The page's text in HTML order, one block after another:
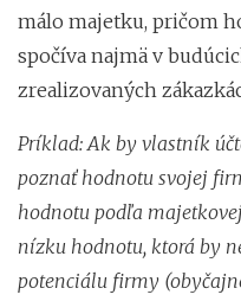
málo majetku, pričom
spočíva najmä v
zrealizovaných
Príklad: Ak by vlastník
poznať hodnotu svojej
hodnotu podľa
nízku hodnotu, ktorá by
potenciálu firmy